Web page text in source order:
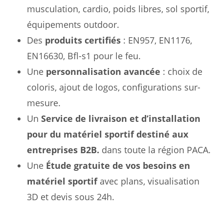
musculation, cardio, poids libres, sol sportif,
équipements outdoor.
Des produits certifiés : EN957, EN1176,
EN16630, Bfl-s1 pour le feu.
Une personnalisation avancée : choix de
coloris, ajout de logos, configurations sur-
mesure.
Un Service de livraison et d’installation
pour du matériel sportif destiné aux
entreprises B2B. dans toute la région PACA.
Une Étude gratuite de vos besoins en
matériel sportifavec plans, visualisation
3D et devis sous 24h.